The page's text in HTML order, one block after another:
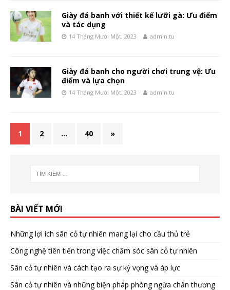
Giày đá banh với thiết kế lưỡi gà: Ưu điểm
và tác dụng
14 Tháng Mười Một, 2023 admin.tu
Giày đá banh cho người chơi trung vệ: Ưu
điểm và lựa chọn
14 Tháng Mười Một, 2023 admin.tu
1 2 … 40 »
BÀI VIẾT MỚI
Những lợi ích sân cỏ tự nhiên mang lại cho cầu thủ trẻ
Công nghệ tiên tiến trong việc chăm sóc sân cỏ tự nhiên
Sân cỏ tự nhiên và cách tạo ra sự kỳ vọng và áp lực
Sân cỏ tự nhiên và những biện pháp phòng ngừa chấn thương